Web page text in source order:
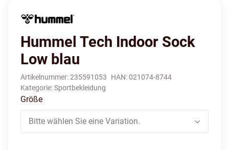
Hummel Tech Indoor Sock
Low blau
Artikelnummer:235591053 HAN:021074-8744
Kategorie:Sportbekleidung
Größe
Bitte wählen Sie eine Variation.